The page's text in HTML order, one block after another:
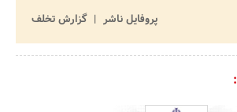
پروفایل ناشر
گزارش تخلف